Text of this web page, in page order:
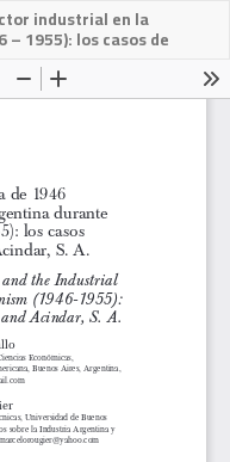
industrial en la
1955): los casos de
PDF